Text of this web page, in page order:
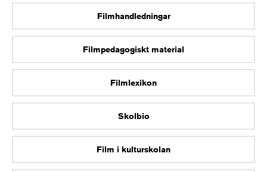
Filmhandledningar
Filmpedagogiskt material
Filmlexikon
Skolbio
Film i kulturskolan